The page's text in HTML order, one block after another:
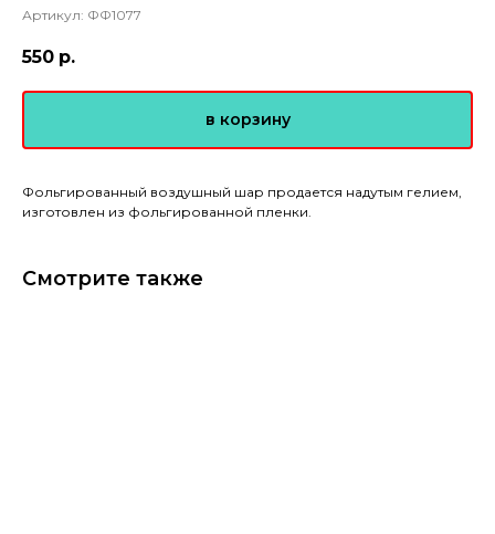
Артикул: ФФ1077
550 р.
в корзину
Фольгированный воздушный шар продается надутым гелием,
изготовлен из фольгированной пленки.
Смотрите также